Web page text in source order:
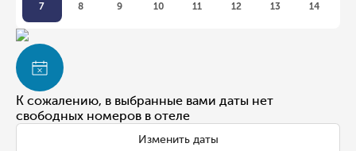
7 8 9 10 11 12 13 14
К сожалению, в выбранные вами даты нет
свободных номеров в отеле
Изменить даты